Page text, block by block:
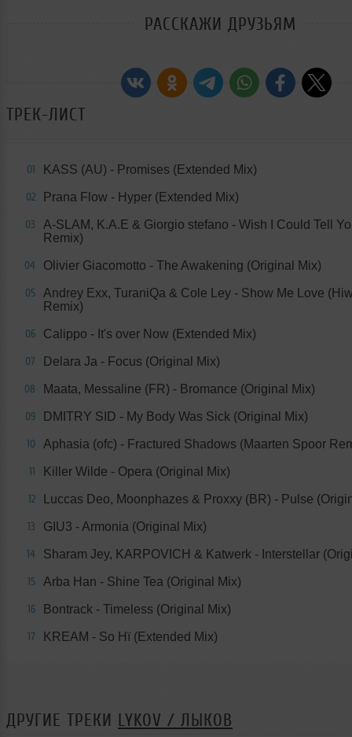
РАССКАЖИ ДРУЗЬЯМ
ТРЕК-ЛИСТ
01 KASS (AU) - Promises (Extended Mix)
02 Prana Flow - Hyper (Extended Mix)
03
A-SLAM, K.A.E & Giorgio stefano - Wish I Could Tell
Remix)
04 Olivier Giacomotto - The Awakening (Original Mix)
05
Andrey Exx, TuraniQa & Cole Ley - Show Me Love
Remix)
06 Calippo - It's over Now (Extended Mix)
07 Delara Ja - Focus (Original Mix)
08 Maata, Messaline (FR) - Bromance (Original Mix)
09 DMITRY SID - My Body Was Sick (Original Mix)
10 Aphasia (ofc) - Fractured Shadows (Maarten Spoor
11 Killer Wilde - Opera (Original Mix)
12 Luccas Deo, Moonphazes & Proxxy (BR) - Pulse
13 GIU3 - Armonia (Original Mix)
14 Sharam Jey, KARPOVICH & Katwerk - Interstellar
15 Arba Han - Shine Tea (Original Mix)
16 Bontrack - Timeless (Original Mix)
17 KREAM - So Hï (Extended Mix)
ДРУГИЕ ТРЕКИ LYKOV / ЛЫКОВ